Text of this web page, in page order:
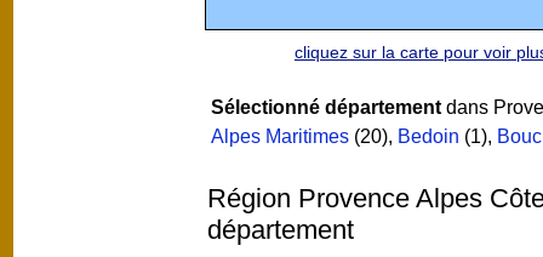
cliquez sur la carte pour voir
Sélectionné département dans
Alpes Maritimes (20), Bedoin (1),
Région Provence Alpes
département